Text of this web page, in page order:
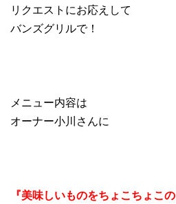
リクエストにお応えして
バンズグリルで！
メニュー内容は
オーナー小川さんに
『美味しいものをちょこちょこの